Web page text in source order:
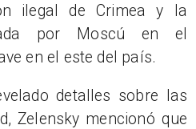
ilegal de Crimea y la
por Moscú en el
en el este del país.
detalles sobre las
Zelensky mencionó que